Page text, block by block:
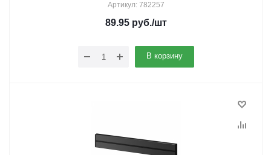
Артикул: 782257
89.95 руб./шт
В корзину